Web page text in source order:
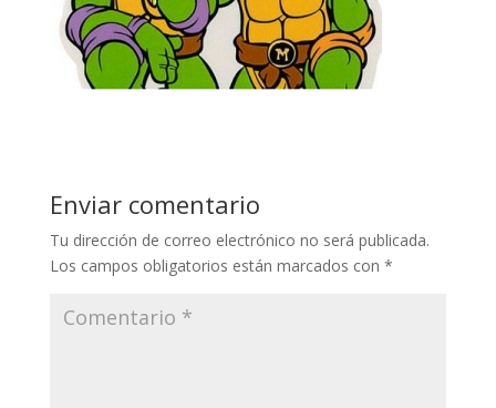
Enviar comentario
Tu dirección de correo electrónico no será publicada.
Los campos obligatorios están marcados con *